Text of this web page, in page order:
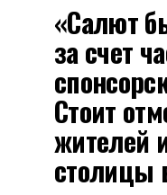
«Салют
за счет
Стоит
жителей
столицы